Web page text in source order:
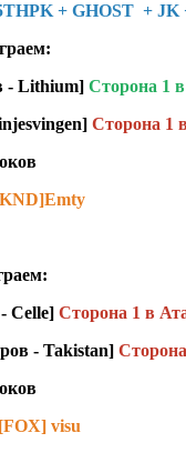
+ GHOST +
- Lithium] Сторона 1
] Сторона 1
Celle] Сторона 1 в
- Takistan]
visu